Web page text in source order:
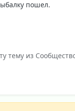
пошел.
тему из